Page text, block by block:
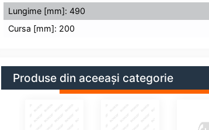
Lungime [mm]: 490
Cursa [mm]: 200
Produse din aceeași categorie